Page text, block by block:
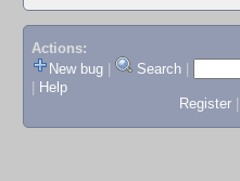
Actions:
New bug
Search
Help
Register